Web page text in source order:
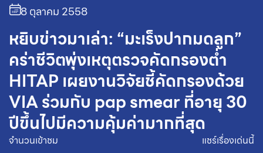
8 ตุลาคม 2558
หยิบข่าวมาเล่า: “มะเร็งปากมดลูก”
คร่าชีวิตพุ่งเหตุตรวจคัดกรองต่ำ
HITAP เผยงานวิจัยชี้คัดกรองด้วย
VIA ร่วมกับ pap smear ที่อายุ 30
ปีขึ้นไปมีความคุ้มค่ามากที่สุด
จำนวนเข้าชม แชร์เรื่องเด่นนี้